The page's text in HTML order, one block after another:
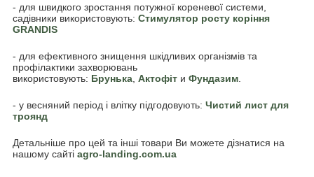
- для швидкого зростання потужної кореневої системи,
садівники використовують: Стимулятор росту коріння
GRANDIS
- для ефективного знищення шкідливих організмів та
профілактики захворювань
використовують: Брунька Актофіт и Фундазим
- у весняний період і влітку підгодовують: Чистий лист для
троянд
Детальніше про цей та інші товари Ви можете дізнатися на
нашому сайті agro-landing.com.ua